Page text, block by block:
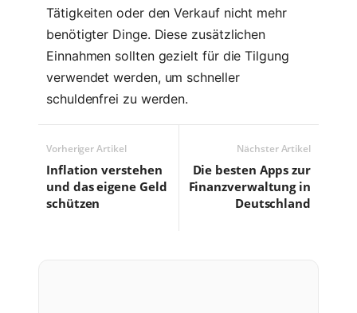
Tätigkeiten oder den Verkauf nicht mehr
benötigter Dinge. Diese zusätzlichen
Einnahmen sollten gezielt für die Tilgung
verwendet werden, um schneller
schuldenfrei zu werden.
Vorheriger Artikel
Inflation verstehen
und das eigene Geld
schützen
Nächster Artikel
Die besten Apps zur
Finanzverwaltung in
Deutschland